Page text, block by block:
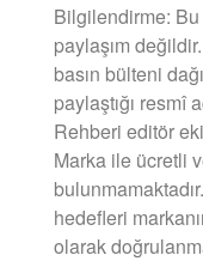
Bilgilendirme:
paylaşım
basın bülteni
paylaştığı resmî
Rehberi editör
Marka ile ücretli
hedefleri
olarak